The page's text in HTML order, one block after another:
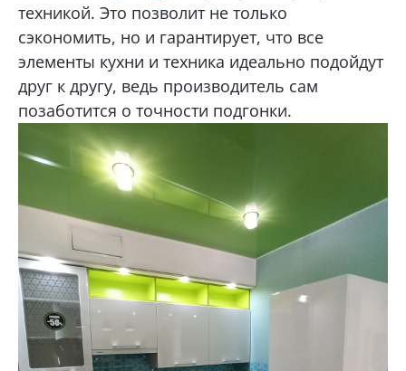
техникой. Это позволит не только
сэкономить, но и гарантирует, что все
элементы кухни и техника идеально подойдут
друг к другу, ведь производитель сам
позаботится о точности подгонки.